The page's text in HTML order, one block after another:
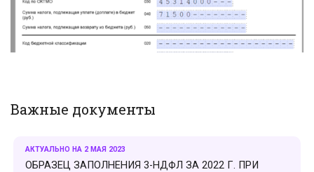
Важные документы
АКТУАЛЬНО НА 2 МАЯ 2023
ОБРАЗЕЦ ЗАПОЛНЕНИЯ 3-НДФЛ ЗА 2022 Г. ПРИ